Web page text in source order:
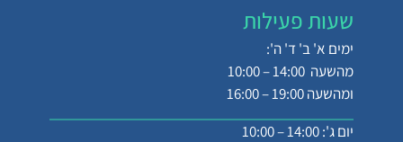
שעות פעילות
ימים א' ב' ד' ה':
מהשעה 14:00 – 10:00
ומהשעה 19:00 – 16:00
יום ג': 14:00 – 10:00